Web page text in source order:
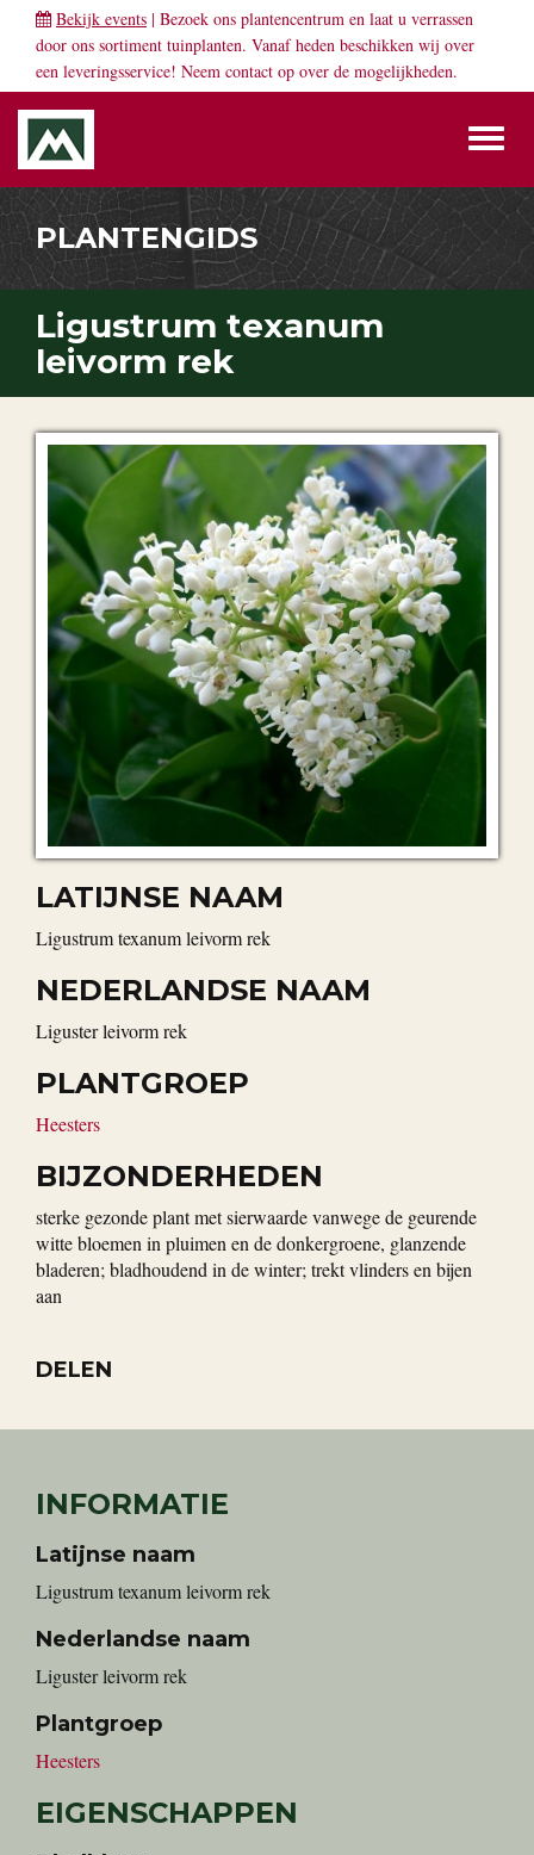
Bekijk events | Bezoek ons plantencentrum en laat u verrassen
door ons sortiment tuinplanten. Vanaf heden beschikken wij over
een leveringsservice! Neem contact op over de mogelijkheden.
PLANTENGIDS
Ligustrum texanum
leivorm rek
LATIJNSE NAAM
Ligustrum texanum leivorm rek
NEDERLANDSE NAAM
liguster leivorm rek
PLANTGROEP
Heesters
BIJZONDERHEDEN
sterke gezonde plant met sierwaarde vanwege de geurende
witte bloemen in pluimen en de donkergroene, glanzende
bladeren; bladhoudend in de winter; trekt vlinders en bijen
aan
DELEN
INFORMATIE
Latijnse naam
Ligustrum texanum leivorm rek
Nederlandse naam
liguster leivorm rek
Plantgroep
Heesters
EIGENSCHAPPEN